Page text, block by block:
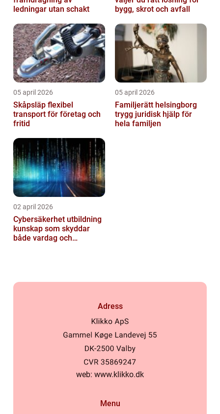
ledningar utan schakt
bygg, skrot och avfall
05 april 2026
Skåpsläp flexibel
transport för företag och
fritid
05 april 2026
Familjerätt helsingborg
trygg juridisk hjälp för
hela familjen
02 april 2026
Cybersäkerhet utbildning
kunskap som skyddar
både vardag och
Adress
web: www.klikko.dk
Menu